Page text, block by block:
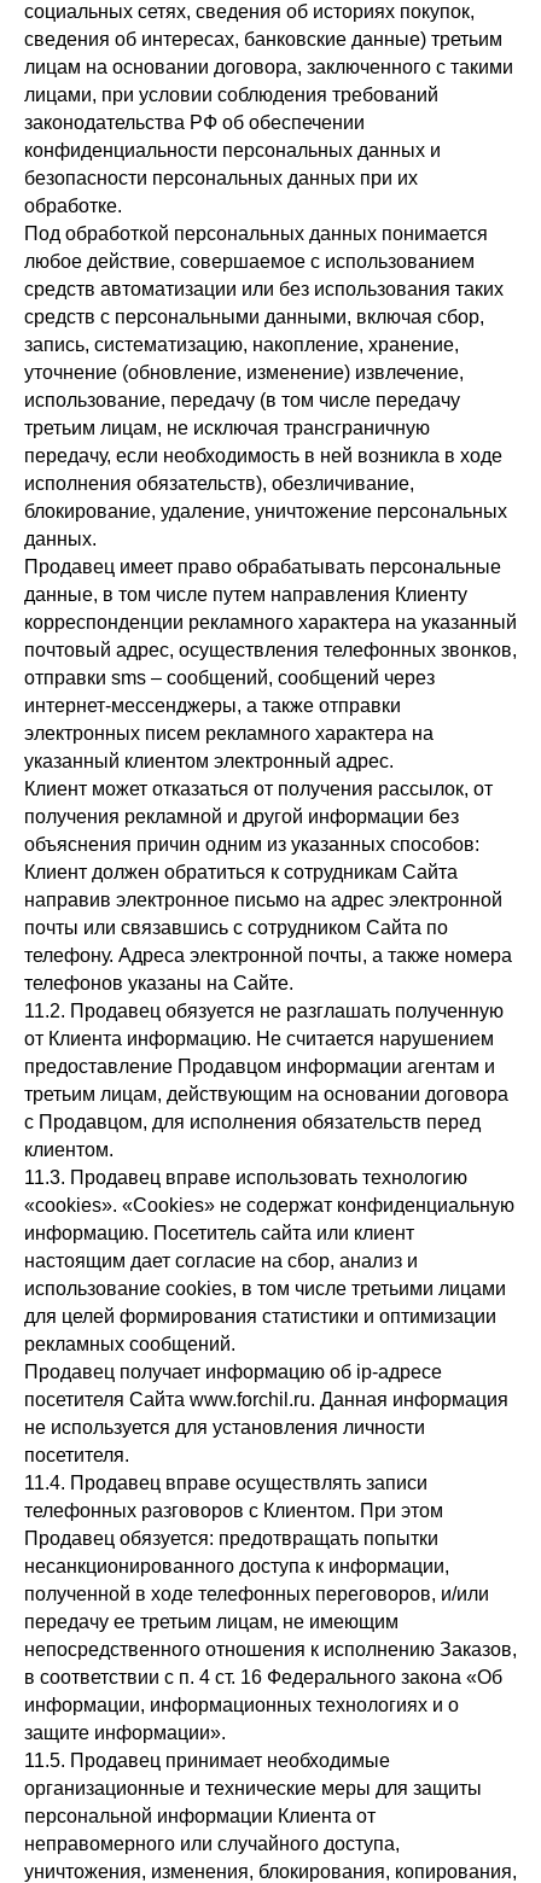
социальных сетях, сведения об историях покупок,
сведения об интересах, банковские данные) третьим
лицам на основании договора, заключенного с такими
лицами, при условии соблюдения требований
законодательства РФ об обеспечении
конфиденциальности персональных данных и
безопасности персональных данных при их
обработке.
Под обработкой персональных данных понимается
любое действие, совершаемое с использованием
средств автоматизации или без использования таких
средств с персональными данными, включая сбор,
запись, систематизацию, накопление, хранение,
уточнение (обновление, изменение) извлечение,
использование, передачу (в том числе передачу
третьим лицам, не исключая трансграничную
передачу, если необходимость в ней возникла в ходе
исполнения обязательств), обезличивание,
блокирование, удаление, уничтожение персональных
данных.
Продавец имеет право обрабатывать персональные
данные, в том числе путем направления Клиенту
корреспонденции рекламного характера на указанный
почтовый адрес, осуществления телефонных звонков,
отправки sms – сообщений, сообщений через
интернет-мессенджеры, а также отправки
электронных писем рекламного характера на
указанный клиентом электронный адрес.
Клиент может отказаться от получения рассылок, от
получения рекламной и другой информации без
объяснения причин одним из указанных способов:
Клиент должен обратиться к сотрудникам Сайта
направив электронное письмо на адрес электронной
почты или связавшись с сотрудником Сайта по
телефону. Адреса электронной почты, а также номера
телефонов указаны на Сайте.
11.2. Продавец обязуется не разглашать полученную
от Клиента информацию. Не считается нарушением
предоставление Продавцом информации агентам и
третьим лицам, действующим на основании договора
с Продавцом, для исполнения обязательств перед
клиентом.
11.3. Продавец вправе использовать технологию
«cookies». «Cookies» не содержат конфиденциальную
информацию. Посетитель сайта или клиент
настоящим дает согласие на сбор, анализ и
использование cookies, в том числе третьими лицами
для целей формирования статистики и оптимизации
рекламных сообщений.
Продавец получает информацию об ip-адресе
посетителя Сайта www.forchil.ru. Данная информация
не используется для установления личности
посетителя.
11.4. Продавец вправе осуществлять записи
телефонных разговоров с Клиентом. При этом
Продавец обязуется: предотвращать попытки
несанкционированного доступа к информации,
полученной в ходе телефонных переговоров, и/или
передачу ее третьим лицам, не имеющим
непосредственного отношения к исполнению Заказов,
в соответствии с п. 4 ст. 16 Федерального закона «Об
информации, информационных технологиях и о
защите информации».
11.5. Продавец принимает необходимые
организационные и технические меры для защиты
персональной информации Клиента от
неправомерного или случайного доступа,
уничтожения, изменения, блокирования, копирования,